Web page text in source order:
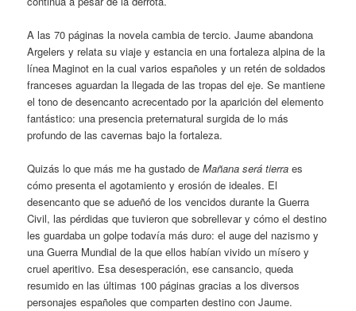
A las 70 páginas la novela cambia de tercio. Jaume abandona
Argelers y relata su viaje y estancia en una fortaleza alpina de la
línea Maginot en la cual varios españoles y un retén de soldados
franceses aguardan la llegada de las tropas del eje. Se mantiene
el tono de desencanto acrecentado por la aparición del elemento
fantástico: una presencia preternatural surgida de lo más
profundo de las cavernas bajo la fortaleza.
Quizás lo que más me ha gustado deMañana será tierra es
cómo presenta el agotamiento y erosión de ideales. El
desencanto que se adueñó de los vencidos durante la Guerra
Civil, las pérdidas que tuvieron que sobrellevar y cómo el destino
les guardaba un golpe todavía más duro: el auge del nazismo y
una Guerra Mundial de la que ellos habían vivido un mísero y
cruel aperitivo. Esa desesperación, ese cansancio, queda
resumido en las últimas 100 páginas gracias a los diversos
personajes españoles que comparten destino con Jaume.